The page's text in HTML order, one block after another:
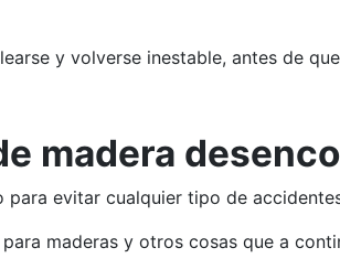
y volverse inestable, antes de
madera
para evitar cualquier tipo de
maderas y otros cosas que a